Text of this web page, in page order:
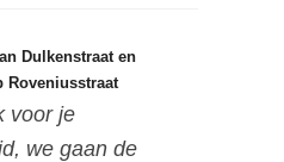
Dulkenstraat en
Roveniusstraat
voor je
we gaan de